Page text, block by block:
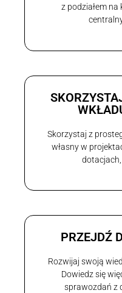
z podziałem
Skorzystaj z
własny w
PRZEJDŹ
Rozwijaj swoją
Dowiedz się
sprawozdań z